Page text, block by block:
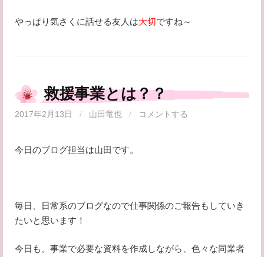
やっぱり気さくに話せる友人は大切ですね～
救援事業とは？？
2017年2月13日 / 山田竜也 / コメントする
今日のブログ担当は山田です。
毎日、日常系のブログなので仕事関係のご報告もしていき
たいと思います！
今日も、事業で必要な資料を作成しながら、色々な同業者